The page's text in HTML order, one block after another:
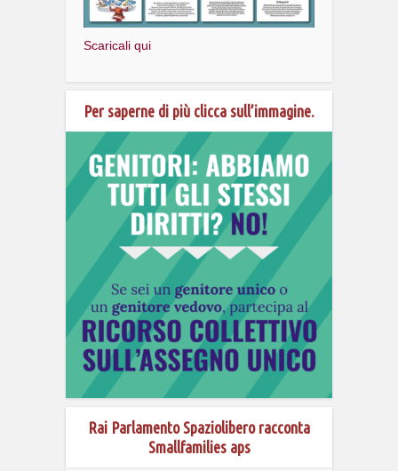
Scaricali qui
Per saperne di più clicca sull’immagine.
Rai Parlamento Spaziolibero racconta
Smallfamilies aps